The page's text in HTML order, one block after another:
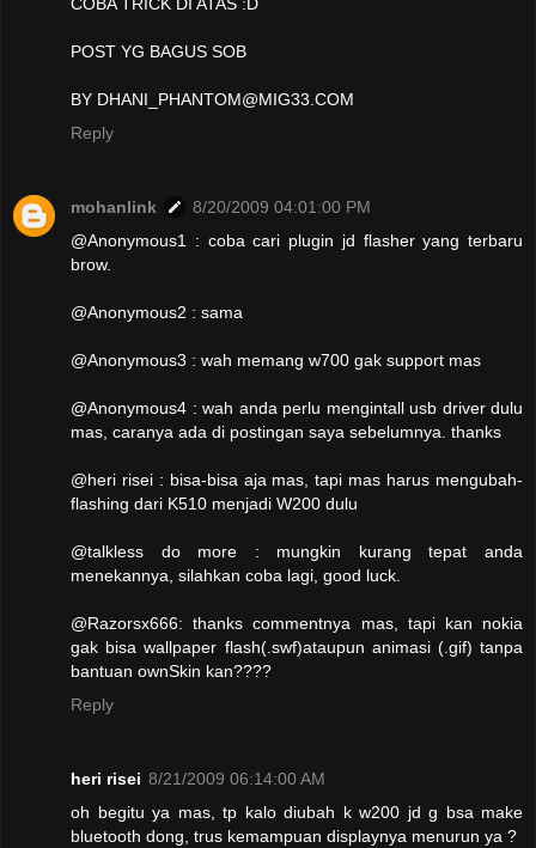
COBA TRICK DI ATAS :D
POST YG BAGUS SOB
BY DHANI_PHANTOM@MIG33.COM
Reply
mohanlink
8/20/2009 04:01:00 PM
@Anonymous1 : coba cari plugin jd flasher yang terbaru
brow.
@Anonymous2 : sama
@Anonymous3 : wah memang w700 gak support mas
@Anonymous4 : wah anda perlu mengintall usb driver dulu
mas, caranya ada di postingan saya sebelumnya. thanks
@heri risei : bisa-bisa aja mas, tapi mas harus mengubah-
flashing dari K510 menjadi W200 dulu
@talkless do more : mungkin kurang tepat anda
menekannya, silahkan coba lagi, good luck.
@Razorsx666: thanks commentnya mas, tapi kan nokia
gak bisa wallpaper flash(.swf)ataupun animasi (.gif) tanpa
bantuan ownSkin kan????
Reply
heri risei 8/21/2009 06:14:00 AM
oh begitu ya mas, tp kalo diubah k w200 jd g bsa make
bluetooth dong, trus kemampuan displaynya menurun ya ?